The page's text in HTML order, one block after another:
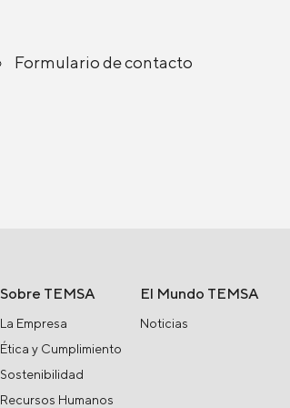
Formulario de contacto
Sobre TEMSA
La Empresa
Ética y Cumplimiento
Sostenibilidad
Recursos Humanos
El Mundo TEMSA
Noticias